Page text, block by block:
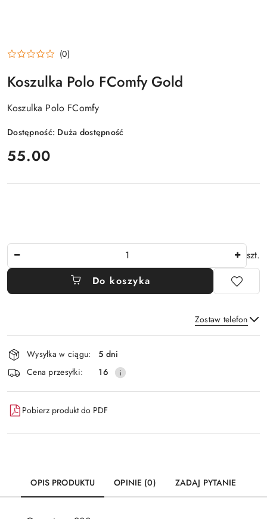
(0)
Koszulka Polo FComfy Gold
Koszulka Polo FComfy
Dostępność: Duża dostępność
cena:
55.00
szt.
Do koszyka
Zostaw telefon
Wyślij
Dostępność
i
dostawa
Wysyłka w ciągu:
5 dni
Cena przesyłki:
16
Pobierz produkt do PDF
OPIS PRODUKTU OPINIE (0) ZADAJ PYTANIE